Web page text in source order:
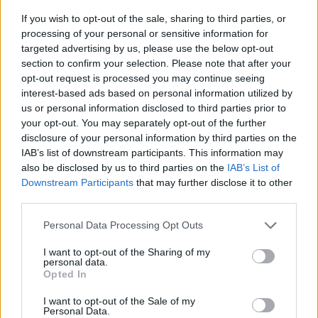
If you wish to opt-out of the sale, sharing to third parties, or
processing of your personal or sensitive information for
targeted advertising by us, please use the below opt-out
section to confirm your selection. Please note that after your
opt-out request is processed you may continue seeing
interest-based ads based on personal information utilized by
us or personal information disclosed to third parties prior to
your opt-out. You may separately opt-out of the further
disclosure of your personal information by third parties on the
IAB’s list of downstream participants. This information may
also be disclosed by us to third parties on the IAB’s List of
Downstream Participants that may further disclose it to other
Please note that this website/app uses one or more Google
not limited to your visit or usage behaviour. You may click to
grant or deny consent to Google and its third-party tags to
use your data for below specified purposes in below Google
consent section.
Personal Data Processing Opt Outs
I want to opt-out of the Sharing of my
personal data.
Opted In
I want to opt-out of the Sale of my
Personal Data.
50mila nel resort
Meteo Olbia 7 agosto, sole e caldo tornano
protagonisti
Test tunnel Olbia: rampe chiuse ancora fino a
fine agosto
Aggius conquista la classifica delle mete più
amate dell’estate 2026